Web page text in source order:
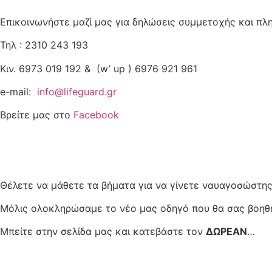
Επικοινωνήστε μαζί μας για δηλώσεις συμμετοχής και
Τηλ : 2310 243 193
Κιν. 6973 019 192 & (w’ up ) 6976 921 961
e-mail: info@lifeguard.gr
Βρείτε μας στο Facebook
Θέλετε να μάθετε τα βήματα για να γίνετε
Μόλις ολοκληρώσαμε το νέο μας οδηγό που θα σας
Μπείτε στην σελίδα μας και κατεβάστε τον ΔΩΡΕΑΝ…